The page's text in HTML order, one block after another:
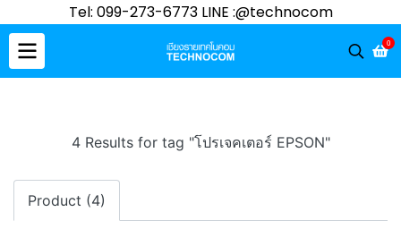
Tel: 099-273-6773 LINE :@technocom
0
4 Results for tag "โปรเจคเตอร์ EPSON"
Product (4)